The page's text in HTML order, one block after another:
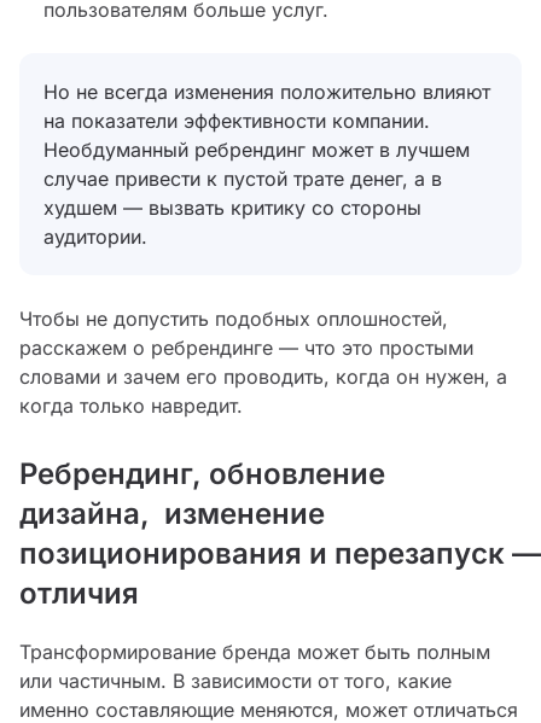
пользователям больше услуг.
Но не всегда изменения положительно влияют
на показатели эффективности компании.
Необдуманный ребрендинг может в лучшем
случае привести к пустой трате денег, а в
худшем — вызвать критику со стороны
аудитории.
Чтобы не допустить подобных оплошностей,
расскажем о ребрендинге — что это простыми
словами и зачем его проводить, когда он нужен, а
когда только навредит.
Ребрендинг, обновление
дизайна, изменение
позиционирования и перезапуск —
отличия
Трансформирование бренда может быть полным
или частичным. В зависимости от того, какие
именно составляющие меняются, может отличаться